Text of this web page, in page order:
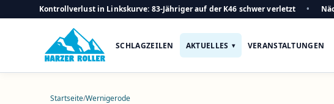
Kontrollverlust in Linkskurve: 83-Jähriger auf der K46 schwer verletzt
SCHLAGZEILEN AKTUELLES VERANSTALTUNGEN
Startseite/Wernigerode